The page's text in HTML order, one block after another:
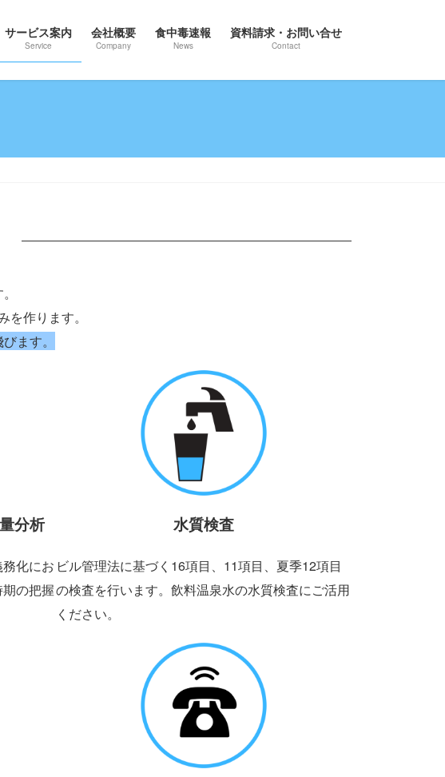
サービス案内
Service
会社概要
Company
食中毒速報
News
資料請求・お問い合せ
Contact
作ります。
ます。
分析
化にお
の把握
水質検査
ビル管理法に基づく16項目、11項目、夏季12項目
の検査を行います。飲料温泉水の水質検査にご活用
ください。